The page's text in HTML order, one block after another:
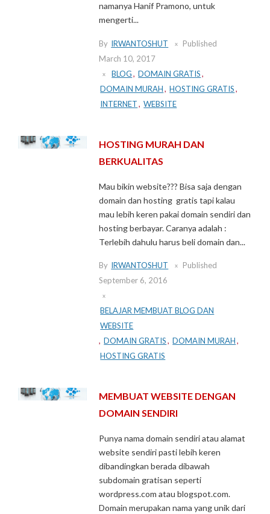
namanya Hanif Pramono, untuk
mengerti...
By IRWANTOSHUT
Published
March 10, 2017
BLOG , DOMAIN GRATIS ,
DOMAIN MURAH , HOSTING GRATIS ,
INTERNET , WEBSITE
HOSTING MURAH DAN
BERKUALITAS
Mau bikin website??? Bisa saja dengan
domain dan hosting gratis tapi kalau
mau lebih keren pakai domain sendiri dan
hosting berbayar. Caranya adalah :
Terlebih dahulu harus beli domain dan...
By IRWANTOSHUT
Published
September 6, 2016
BELAJAR MEMBUAT BLOG DAN
WEBSITE
, DOMAIN GRATIS , DOMAIN MURAH ,
HOSTING GRATIS
MEMBUAT WEBSITE DENGAN
DOMAIN SENDIRI
Punya nama domain sendiri atau alamat
website sendiri pasti lebih keren
dibandingkan berada dibawah
subdomain gratisan seperti
wordpress.com atau blogspot.com.
Domain merupakan nama yang unik dari